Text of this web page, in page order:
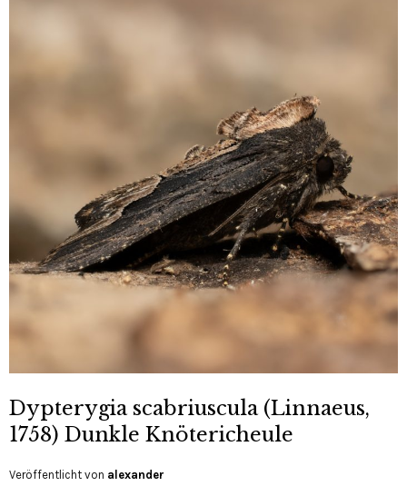
Dypterygia scabriuscula (Linnaeus,
1758) Dunkle Knötericheule
Veröffentlicht von alexander